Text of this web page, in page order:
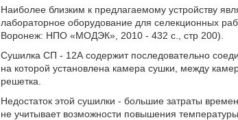
Наиболее близким к предлагаемому устройству
лабораторное оборудование для селекционных
Воронеж: НПО «МОДЭК», 2010 - 432 с., стр 200).
Сушилка СП - 12А содержит последовательно
на которой установлена камера сушки, между
решетка.
Недостаток этой сушилки - большие затраты
не учитывает возможности повышения